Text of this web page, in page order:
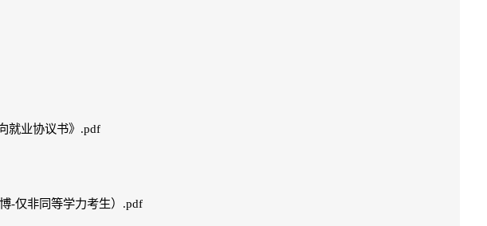
就业协议书》.pdf
-仅非同等学力考生）.pdf